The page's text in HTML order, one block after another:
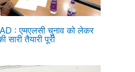
: एमएलसी चुनाव को लेकर
सारी तैयारी पूरी